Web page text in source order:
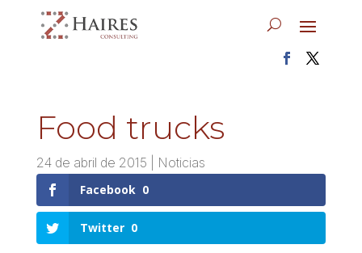
Food trucks
24 de abril de 2015 Noticias
Facebook 0
Twitter 0